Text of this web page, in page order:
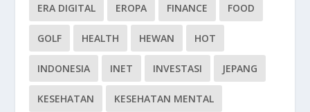
ERA DIGITAL EROPA FINANCE FOOD
GOLF HEALTH HEWAN HOT
INDONESIA INET INVESTASI JEPANG
KESEHATAN KESEHATAN MENTAL